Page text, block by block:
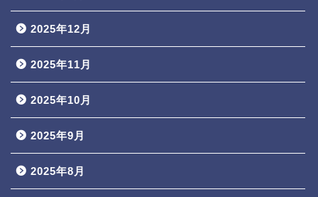
2025年12月
2025年11月
2025年10月
2025年9月
2025年8月